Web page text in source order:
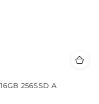
256SSD A